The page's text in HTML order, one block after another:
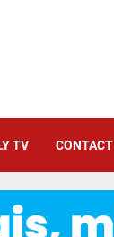
TV CONTACT